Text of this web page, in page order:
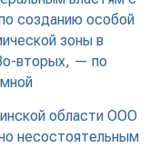
созданию особой
зоны в
вторых, — по
области ООО
несостоятельным